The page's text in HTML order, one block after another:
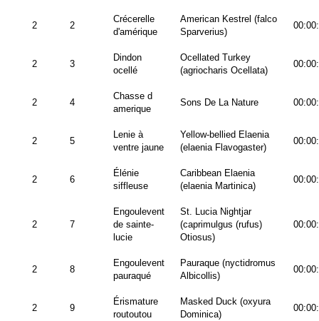
2 2
Crécerelle
d'amérique
American Kestrel (falco
Sparverius)
2 3
Dindon
ocellé
Ocellated Turkey
(agriocharis Ocellata)
2 4
Chasse d
amerique
Sons De La Nature
2 5
Lenie à
ventre jaune
Yellow-bellied Elaenia
(elaenia Flavogaster)
2 6
Élénie
siffleuse
Caribbean Elaenia
(elaenia Martinica)
2 7
Engoulevent
de sainte-
lucie
St. Lucia Nightjar
(caprimulgus (rufus)
Otiosus)
2 8
Engoulevent
pauraqué
Pauraque (nyctidromus
Albicollis)
2 9
Érismature
routoutou
Masked Duck (oxyura
Dominica)